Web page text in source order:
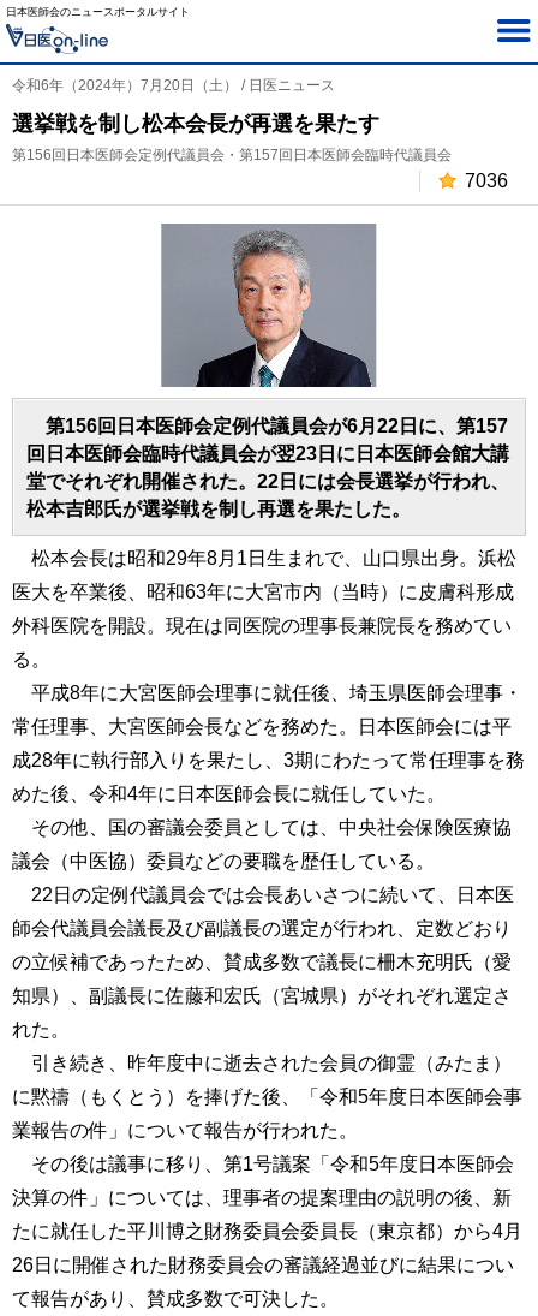
日本医師会のニュースポータルサイト
令和6年（2024年）7月20日（土） / 日医ニュース
選挙戦を制し松本会長が再選を果たす
第156回日本医師会定例代議員会・第157回日本医師会臨時代議員会
7036
第156回日本医師会定例代議員会が6月22日に、第157
回日本医師会臨時代議員会が翌23日に日本医師会館大講
堂でそれぞれ開催された。22日には会長選挙が行われ、
松本吉郎氏が選挙戦を制し再選を果たした。
松本会長は昭和29年8月1日生まれで、山口県出身。浜松
医大を卒業後、昭和63年に大宮市内（当時）に皮膚科形成
外科医院を開設。現在は同医院の理事長兼院長を務めてい
る。
平成8年に大宮医師会理事に就任後、埼玉県医師会理事・
常任理事、大宮医師会長などを務めた。日本医師会には平
成28年に執行部入りを果たし、3期にわたって常任理事を務
めた後、令和4年に日本医師会長に就任していた。
その他、国の審議会委員としては、中央社会保険医療協
議会（中医協）委員などの要職を歴任している。
22日の定例代議員会では会長あいさつに続いて、日本医
師会代議員会議長及び副議長の選定が行われ、定数どおり
の立候補であったため、賛成多数で議長に柵木充明氏（愛
知県）、副議長に佐藤和宏氏（宮城県）がそれぞれ選定さ
れた。
引き続き、昨年度中に逝去された会員の御霊（みたま）
に黙禱（もくとう）を捧げた後、「令和5年度日本医師会事
業報告の件」について報告が行われた。
その後は議事に移り、第1号議案「令和5年度日本医師会
決算の件」については、理事者の提案理由の説明の後、新
たに就任した平川博之財務委員会委員長（東京都）から4月
26日に開催された財務委員会の審議経過並びに結果につい
て報告があり、賛成多数で可決した。